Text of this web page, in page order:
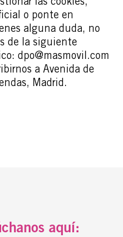
o ponte en
alguna duda, no
de la siguiente
dpo@masmovil.com
a Avenida de
Madrid.
aquí: